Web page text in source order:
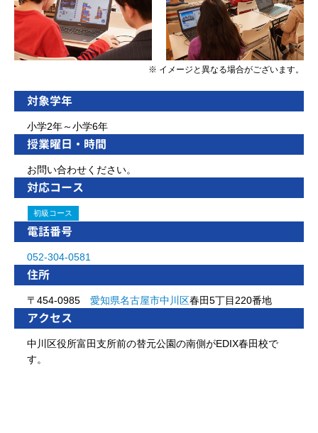
※ イメージと異なる場合がございます。
対象学年
小学2年～小学6年
授業曜日・時間
お問い合わせください。
対応コース
初級コース
電話番号
052-304-0581
住所
〒454-0985 愛知県名古屋市中川区春田5丁目220番地
アクセス
中川区役所富田支所前の替元公園の南側がEDIX春田校で
す。